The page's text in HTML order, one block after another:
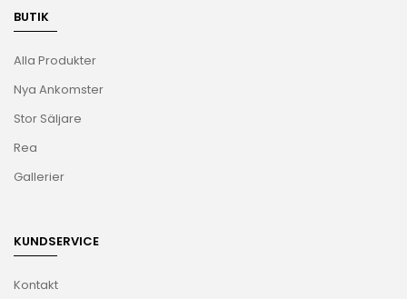
BUTIK
Alla Produkter
Nya Ankomster
Stor Säljare
Rea
Gallerier
KUNDSERVICE
Kontakt